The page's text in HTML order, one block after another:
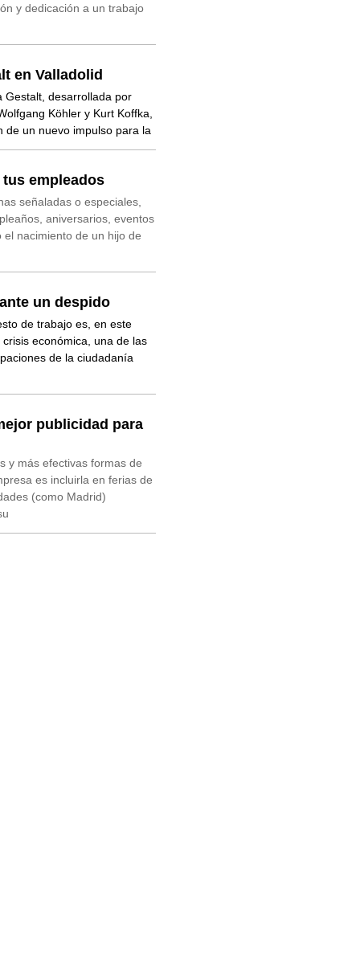
y dedicación a un trabajo
en Valladolid
Gestalt, desarrollada por
Köhler y Kurt Koffka,
de un nuevo impulso para la
empleados
señaladas o especiales,
aniversarios, eventos
el nacimiento de un hijo de
un despido
de trabajo es, en este
económica, una de las
de la ciudadanía
publicidad para
y más efectivas formas de
es incluirla en ferias de
(como Madrid)